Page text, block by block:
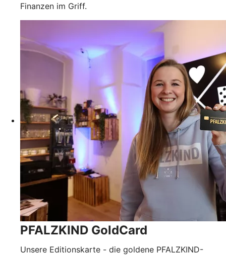
Finanzen im Griff.
PFALZKIND GoldCard
Unsere Editionskarte - die goldene PFALZKIND-